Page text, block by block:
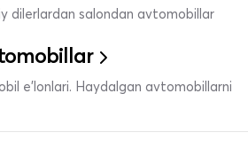
dilerlardan salondan avtomobillar
e’lonlari. Haydalgan avtomobillarni